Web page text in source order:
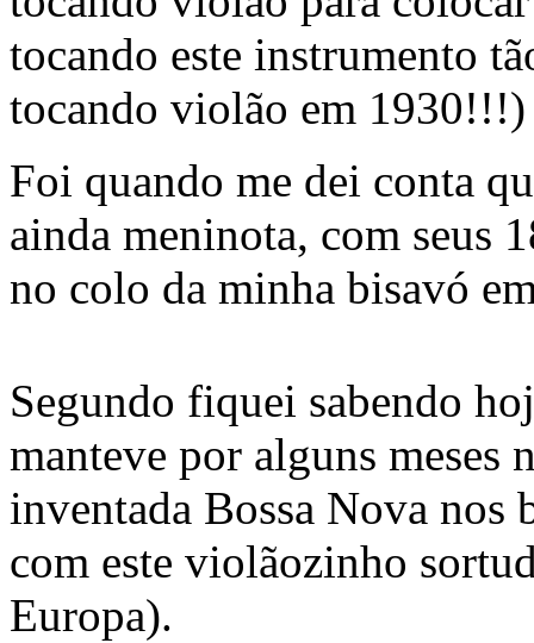
tocando este instrumento
tocando violão em 1930!!!)
Foi quando me dei conta
ainda meninota, com seus
no colo da minha bisavó
Segundo fiquei sabendo
manteve por alguns meses
inventada Bossa Nova nos
com este violãozinho
Europa).